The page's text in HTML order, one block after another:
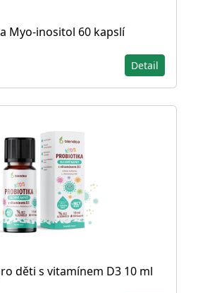
Myo-inositol 60 kapslí
Detail
děti s vitamínem D3 10 ml